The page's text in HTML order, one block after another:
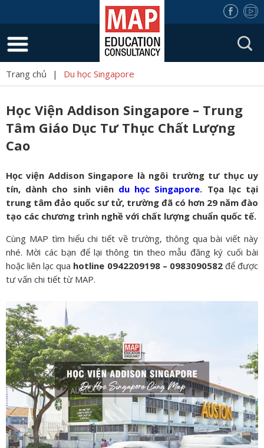
Trang chủ | Du học Singapore
Học Viện Addison Singapore – Trung
Tâm Giáo Dục Tư Thục Chất Lượng
Cao
Học viện Addison Singapore là ngôi trường tư thục uy
tín, dành cho sinh viên du học Singapore. Tọa lạc tại
trung tâm đảo quốc sư tử, trường đã có hơn 29 năm đào
tạo các chương trình nghề với chất lượng chuẩn quốc tế.
Cùng MAP tìm hiểu chi tiết về trường, thông qua bài viết này
nhé. Mời các bạn để lại thông tin theo mẫu đăng ký cuối bài
hoặc liên lạc qua hotline 0942209198 – 0983090582để được
tư vấn chi tiết từ MAP.